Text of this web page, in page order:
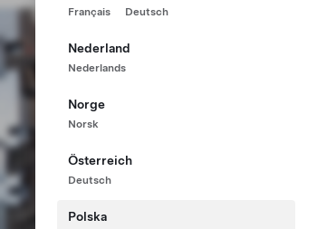
Français Deutsch
Nederland
Nederlands
Norge
Norsk
Österreich
Deutsch
Polska